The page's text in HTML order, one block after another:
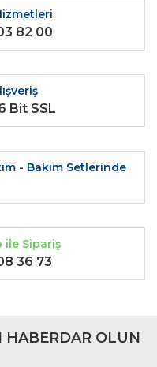
olmalı.
82 00
Bit SSL
- Bakım Setlerinde
ile Sipariş
36 73
HABERDAR OLUN